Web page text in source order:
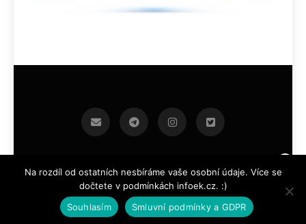
infoek.cz 2026.Developed By BlazeThemes .
Na rozdíl od ostatních nesbíráme vaše osobní údaje. Více se
dočtete v podmínkách infoek.cz. :)
Souhlasím
Smluvní podmínky a GDPR